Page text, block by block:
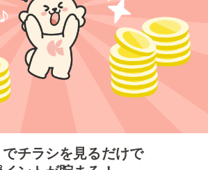
でチラシを見るだけで